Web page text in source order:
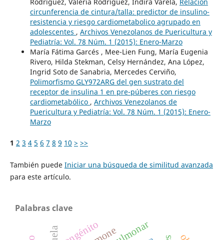
circunferencia de cintura/talla: predictor de insulino-
resistencia y riesgo cardiometabolico agrupado en
adolescentes , Archivos Venezolanos de Puericultura y
Pediatría: Vol. 78 Núm. 1 (2015): Enero-Marzo
María Fátima Garcés , Mee-Lien Fung, María Eugenia
Rivero, Hilda Stekman, Celsy Hernández, Ana López,
Ingrid Soto de Sanabria, Mercedes Cerviño,
Polimorfismo GLY972ARG del gen sustrato del
receptor de insulina 1 en pre-púberes con riesgo
cardiometabólico , Archivos Venezolanos de
Puericultura y Pediatría: Vol. 78 Núm. 1 (2015): Enero-
Marzo
1 2 3 4 5 6 7 8 9 10 > >>
También puede Iniciar una búsqueda de similitud avanzada
para este artículo.
Palabras clave
congénito